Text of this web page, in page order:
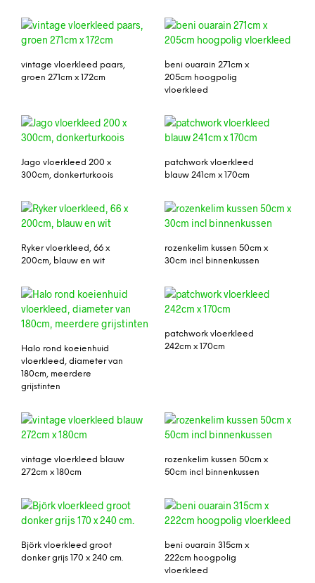
vintage vloerkleed paars,
groen 271cm x 172cm
beni ouarain 271cm x
205cm hoogpolig
vloerkleed
Jago vloerkleed 200 x
300cm, donkerturkoois
patchwork vloerkleed
blauw 241cm x 170cm
Ryker vloerkleed, 66 x
200cm, blauw en wit
rozenkelim kussen 50cm x
30cm incl binnenkussen
Halo rond koeienhuid
vloerkleed, diameter van
180cm, meerdere
grijstinten
patchwork vloerkleed
242cm x 170cm
vintage vloerkleed blauw
272cm x 180cm
rozenkelim kussen 50cm x
50cm incl binnenkussen
Björk vloerkleed groot
donker grijs 170 x 240 cm.
beni ouarain 315cm x
222cm hoogpolig
vloerkleed